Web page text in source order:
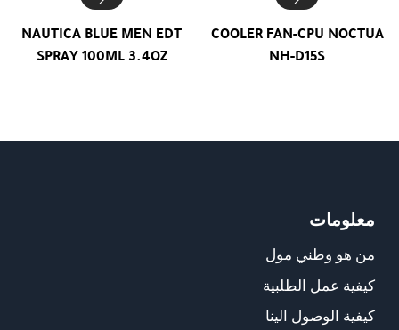
COOLER FAN-CPU NOCTUA
NH-D15S
NAUTICA BLUE MEN EDT
SPRAY 100ML 3.4OZ
معلومات
من هو وطني مول
كيفية عمل الطلبية
كيفية الوصول الينا